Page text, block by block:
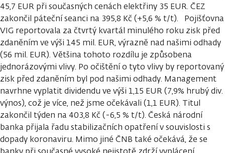
45,7 EUR při současných cenách elektřiny 35 EUR. ČEZ
zakončil páteční seanci na 395,8 Kč (+5,6 % t/t). Pojišťovna
VIG reportovala za čtvrtý kvartál minulého roku zisk před
zdaněním ve výši 145 mil. EUR, výrazně nad našimi odhady
(56 mil. EUR). Většina tohoto rozdílu je způsobena
jednorázovými vlivy. Po očištění o tyto vlivy by reportovaný
zisk před zdaněním byl pod našimi odhady. Management
navrhne vyplatit dividendu ve výši 1,15 EUR (7,9% hrubý div.
výnos), což je více, než jsme očekávali (1,1 EUR). Titul
zakončil týden na 403,8 Kč (-6,5 % t/t). Česká národní
banka přijala řadu stabilizačních opatření v souvislosti s
dopady koronaviru. Mimo jiné ČNB také očekává, že se